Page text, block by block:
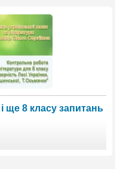
ще 8 класу запитань